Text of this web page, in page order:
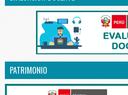
PATRIMONIO